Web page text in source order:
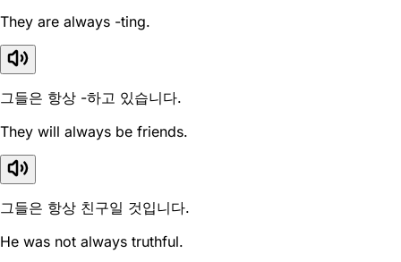
They are always -ting.
그들은 항상 -하고 있습니다.
They will always be friends.
그들은 항상 친구일 것입니다.
He was not always truthful.